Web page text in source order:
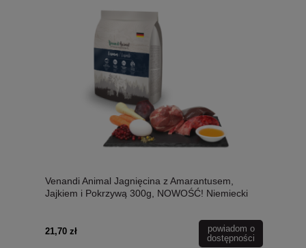
Venandi Animal Jagnięcina z Amarantusem,
Jajkiem i Pokrzywą 300g, NOWOŚĆ! Niemiecki
21,70 zł
powiadom o
dostępności